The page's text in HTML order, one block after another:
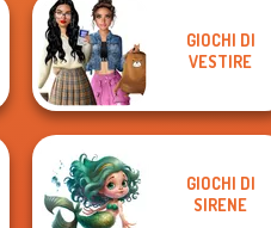
Manga Creator -
Fantasy World...
A Girl And Her
GIOCHI DI
VESTIRE
GIOCHI DI
SIRENE